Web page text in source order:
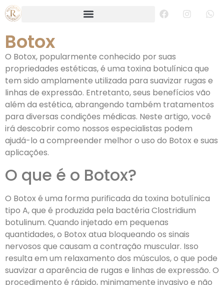
Botox
O Botox, popularmente conhecido por suas
propriedades estéticas, é uma toxina botulínica que
tem sido amplamente utilizada para suavizar rugas e
linhas de expressão. Entretanto, seus benefícios vão
além da estética, abrangendo também tratamentos
para diversas condições médicas. Neste artigo, você
irá descobrir como nossos especialistas podem
ajudá-lo a compreender melhor o uso do Botox e suas
aplicações.
O que é o Botox?
O Botox é uma forma purificada da toxina botulínica
tipo A, que é produzida pela bactéria Clostridium
botulinum. Quando injetado em pequenas
quantidades, o Botox atua bloqueando os sinais
nervosos que causam a contração muscular. Isso
resulta em um relaxamento dos músculos, o que pode
suavizar a aparência de rugas e linhas de expressão. O
procedimento é rápido, minimamente invasivo e não